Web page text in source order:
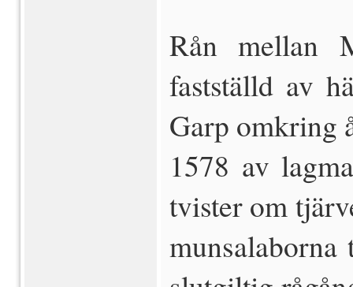
Rån mellan
fastställd av
Garp omkring
1578 av
tvister om